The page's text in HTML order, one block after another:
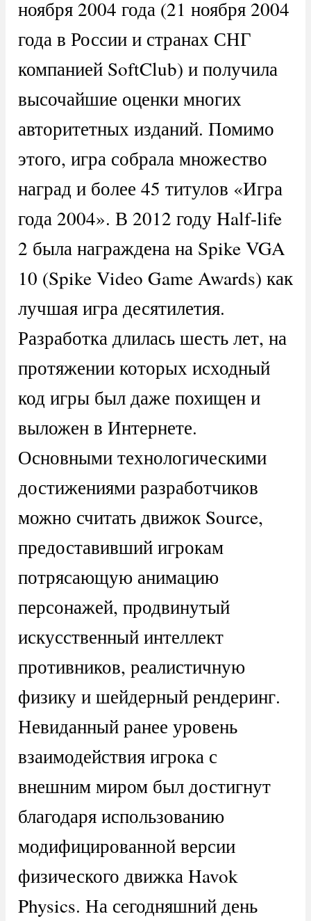
ноября 2004 года (21 ноября 2004
года в России и странах СНГ
компанией SoftClub) и получила
высочайшие оценки многих
авторитетных изданий. Помимо
этого, игра собрала множество
наград и более 45 титулов «Игра
года 2004». В 2012 году Half-life
2 была награждена на Spike VGA
10 (Spike Video Game Awards) как
лучшая игра десятилетия.
Разработка длилась шесть лет, на
протяжении которых исходный
код игры был даже похищен и
выложен в Интернете.
Основными технологическими
достижениями разработчиков
можно считать движок Source,
предоставивший игрокам
потрясающую анимацию
персонажей, продвинутый
искусственный интеллект
противников, реалистичную
физику и шейдерный рендеринг.
Невиданный ранее уровень
взаимодействия игрока с
внешним миром был достигнут
благодаря использованию
модифицированной версии
физического движка Havok
Physics. На сегодняшний день